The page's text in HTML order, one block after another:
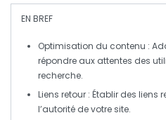
EN BREF
Optimisation du contenu :
répondre aux attentes des
recherche.
Liens retour : Établir des liens
l’autorité de votre site.